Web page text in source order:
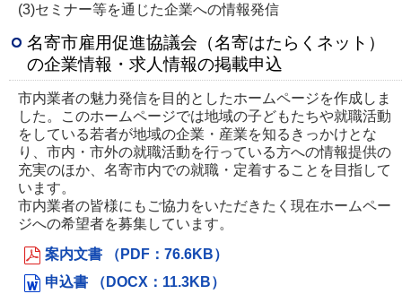
(3)セミナー等を通じた企業への情報発信
名寄市雇用促進協議会（名寄はたらくネット）
の企業情報・求人情報の掲載申込
市内業者の魅力発信を目的としたホームページを作成しま
した。このホームページでは地域の子どもたちや就職活動
をしている若者が地域の企業・産業を知るきっかけとな
り、市内・市外の就職活動を行っている方への情報提供の
充実のほか、名寄市内での就職・定着することを目指して
います。
市内業者の皆様にもご協力をいただきたく現在ホームペー
ジへの希望者を募集しています。
案内文書 （PDF：76.6KB）
申込書 （DOCX：11.3KB）